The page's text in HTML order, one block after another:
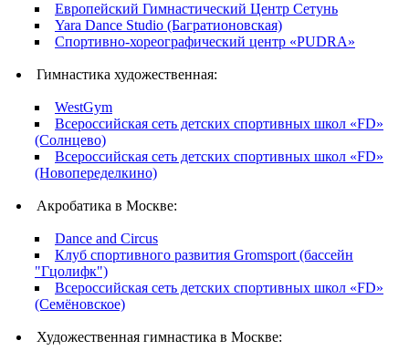
Европейский Гимнастический Центр Сетунь
Yara Dance Studio (Багратионовская)
Спортивно-хореографический центр «PUDRA»
Гимнастика художественная:
WestGym
Всероссийская сеть детских спортивных школ «FD»
(Солнцево)
Всероссийская сеть детских спортивных школ «FD»
(Новопеределкино)
Акробатика в Москве:
Dance and Circus
Клуб спортивного развития Gromsport (бассейн
"Гцолифк")
Всероссийская сеть детских спортивных школ «FD»
(Семёновское)
Художественная гимнастика в Москве: